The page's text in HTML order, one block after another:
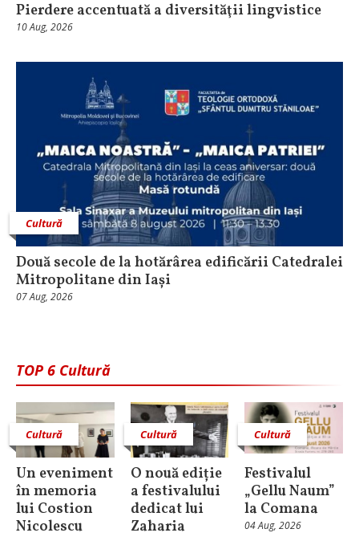
Pierdere accentuată a diversităţii lingvistice
10 Aug, 2026
Cultură
Două secole de la hotărârea edificării Catedralei
Mitropolitane din Iași
07 Aug, 2026
TOP 6 Cultură
Cultură
Un eveniment
în memoria
lui Costion
Nicolescu
Cultură
O nouă ediție
a festivalului
dedicat lui
Zaharia
Cultură
Festivalul
„Gellu Naum”
la Comana
04 Aug, 2026